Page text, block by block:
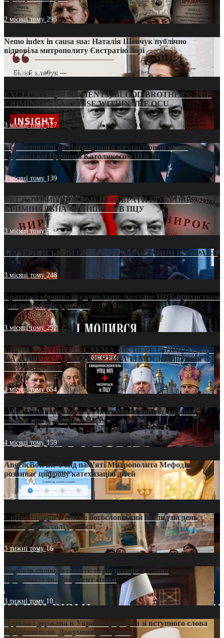
2 місяці тому 295
Nemo iudex in causa sua: Наталія Шевчук публічно
відповіла митрополиту Євстратію Зорі
3 місяці тому213
EXCLUSIVE (DOCUMENTS)/BLOOD BROTHERS: THE
CRIMINAL FRANCHISE WITHIN THE OCU
3 місяці тому127
Від віолончелі до Патріаршого жезла: Новий шлях
Грузинської Церкви з Католикосом Шіо III
3 місяці тому 139
ЕКСКЛЮЗИВ (ДОКУМЕНТИ)/БРАТИ ПО КРОВІ:
КРИМІНАЛЬНА ФРАНШИЗА В ПЦУ
3 місяці тому542
МАТЕРИНСЬКИЙ ОМОРФОР В ЧАС ВІЙНИ В УКРАЇНІ
3 місяці тому248
Братська «броня» під куполами: чи стане ПЦУ прихистком
для дезертирів у рясах?
3 місяці тому292
СВЯТІ УХИЛЯНТИ: СХЕМА, ЯК ПЕРЕТВОРИТИ ПЦУ
НА «ОФШОР» ДЛЯ ДЕЗЕРТИРА ІЗ МОСКОВСЬКОГО
ПАТРІАРХАТУ
3 місяці тому654
«Кейс Тихона» у Тернополі: як Молитовний сніданок
оголив кризу довіри в ПЦУ
4 місяці тому159
AngelicBot: як Фонд пам’яті Митрополита Мефодія
розвиває цифрову катехизацію дітей
5 днів тому9
Світові лідери в Києві: богословський погляд на день
міжнародної солідарності
3 тижні тому16
35 років свободи совісті: періодизація зі слова
Предстоятеля. Документ епохи
3 тижні тому 10
Церква і держава в Україні: формула зі вступного слова
Предстоятеля. Документ доктрини